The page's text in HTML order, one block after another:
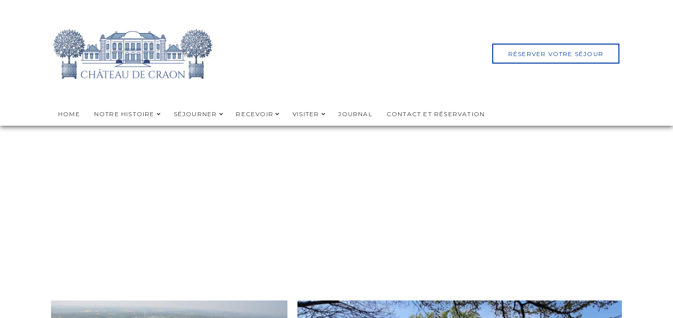
RÉSERVER VOTRE SÉJOUR
HOME NOTRE HISTOIRE SÉJOURNER RECEVOIR VISITER JOURNAL CONTACT ET RÉSERVATION